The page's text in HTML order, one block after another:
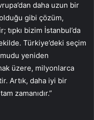
daha uzun bir
gibi çözüm,
tıpkı bizim İstanbul’da
Türkiye’deki seçim
yeniden
üzere, milyonlarca
Artık, daha iyi bir
zamanıdır.”